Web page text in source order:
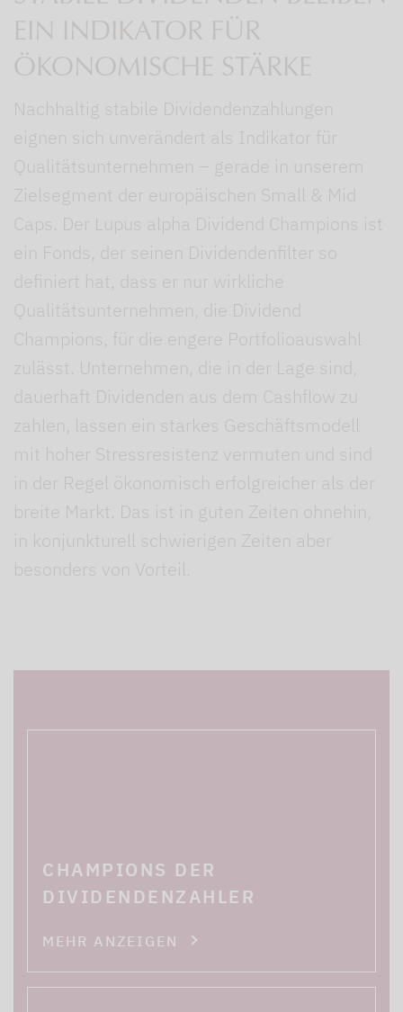
EIN INDIKATOR FÜR
ÖKONOMISCHE STÄRKE
Nachhaltig stabile Dividendenzahlungen
eignen sich unverändert als Indikator für
Qualitätsunternehmen – gerade in unserem
Zielsegment der europäischen Small & Mid
Caps. Der Lupus alpha Dividend Champions ist
ein Fonds, der seinen Dividendenfilter so
definiert hat, dass er nur wirkliche
Qualitätsunternehmen, die Dividend
Champions, für die engere Portfolioauswahl
zulässt. Unternehmen, die in der Lage sind,
dauerhaft Dividenden aus dem Cashflow zu
zahlen, lassen ein starkes Geschäftsmodell
mit hoher Stressresistenz vermuten und sind
in der Regel ökonomisch erfolgreicher als der
breite Markt. Das ist in guten Zeiten ohnehin,
in konjunkturell schwierigen Zeiten aber
besonders von Vorteil.
CHAMPIONS DER
DIVIDENDENZAHLER
MEHR ANZEIGEN